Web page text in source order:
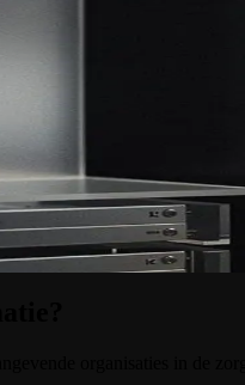
klanten met een actief
engine werkt 40 procent
tussenkomst bij
voor HL7 v2.8.
de release uitgebreide NIS2-
upstrategie binnen het
Neem